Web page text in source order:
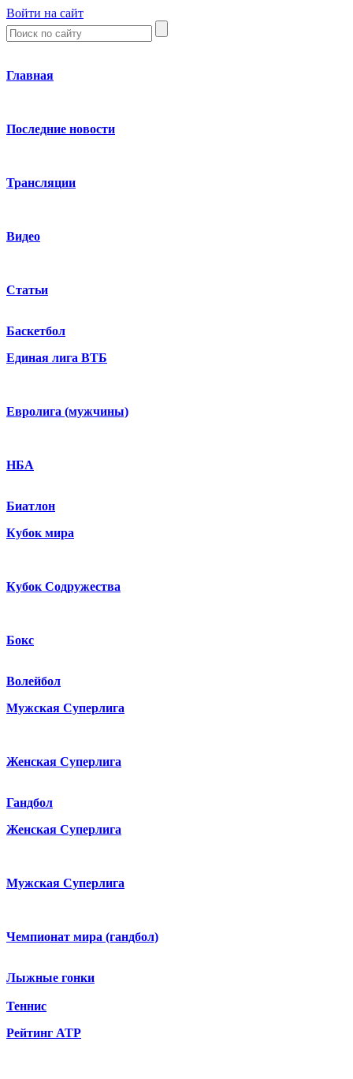
Войти на сайт
Главная
Последние новости
Трансляции
Видео
Статьи
Баскетбол
Единая лига ВТБ
Евролига (мужчины)
НБА
Биатлон
Кубок мира
Кубок Содружества
Бокс
Волейбол
Мужская Суперлига
Женская Суперлига
Гандбол
Женская Суперлига
Мужская Суперлига
Чемпионат мира (гандбол)
Лыжные гонки
Теннис
Рейтинг ATP